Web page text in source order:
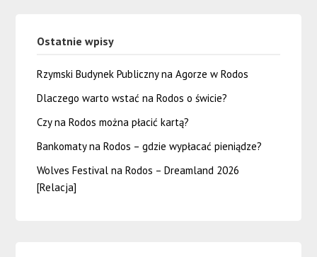
Ostatnie wpisy
Rzymski Budynek Publiczny na Agorze w Rodos
Dlaczego warto wstać na Rodos o świcie?
Czy na Rodos można płacić kartą?
Bankomaty na Rodos – gdzie wypłacać pieniądze?
Wolves Festival na Rodos – Dreamland 2026
[Relacja]